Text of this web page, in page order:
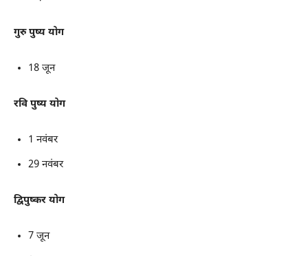
गुरु पुष्य योग
18 जून
रवि पुष्य योग
1 नवंबर
29 नवंबर
द्विपुष्कर योग
7 जून